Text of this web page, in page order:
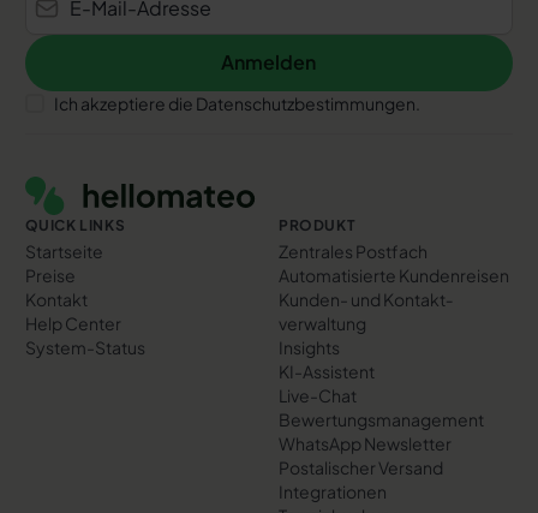
Anmelden
Anmelden
Ich akzeptiere die Datenschutzbestimmungen.
QUICK LINKS
Startseite
Preise
Kontakt
Help Center
System-Status
PRODUKT
Zentrales Postfach
Automatisierte Kundenreisen
Kunden- und Kontakt­
verwaltung
Insights
KI-Assistent
Live-Chat
Bewertungs­management
WhatsApp Newsletter
Postalischer Versand
Integrationen